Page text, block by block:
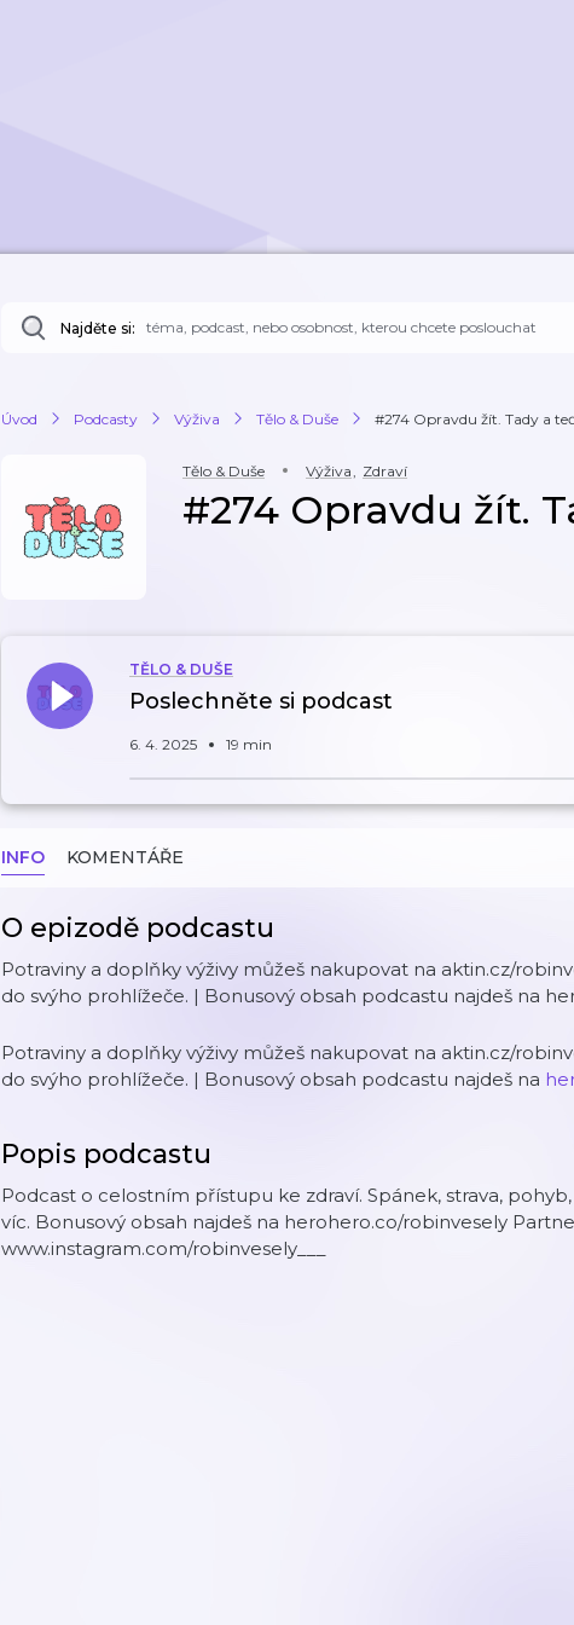
Najděte si:
Úvod Podcasty Výživa Tělo & Duše #274 Opravdu žít. Tady a
Tělo & Duše Výživa, Zdraví
#274 Opravdu žít.
TĚLO & DUŠE
Poslechněte si podcast
6. 4. 2025 19 min
INFO KOMENTÁŘE
O epizodě podcastu
Potraviny a doplňky výživy můžeš nakupovat na aktin.cz/
do svýho prohlížeče. | Bonusový obsah podcastu najdeš na
Potraviny a doplňky výživy můžeš nakupovat na aktin.cz/
do svýho prohlížeče. | Bonusový obsah podcastu najdeš na
Popis podcastu
Podcast o celostním přístupu ke zdraví. Spánek, strava,
víc. Bonusový obsah najdeš na herohero.co/robinvesely
www.instagram.com/robinvesely___